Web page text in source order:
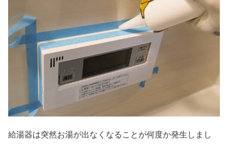
給湯器は突然お湯が出なくなることが何度か発生しまし